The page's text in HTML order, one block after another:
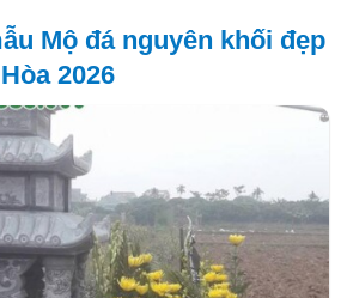
Mộ đá nguyên khối đẹp
2026